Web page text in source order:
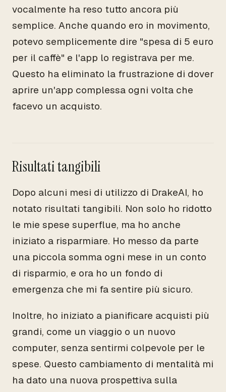
vocalmente ha reso tutto ancora più
semplice. Anche quando ero in movimento,
potevo semplicemente dire "spesa di 5 euro
per il caffè" e l'app lo registrava per me.
Questo ha eliminato la frustrazione di dover
aprire un'app complessa ogni volta che
facevo un acquisto.
Risultati tangibili
Dopo alcuni mesi di utilizzo di DrakeAI, ho
notato risultati tangibili. Non solo ho ridotto
le mie spese superflue, ma ho anche
iniziato a risparmiare. Ho messo da parte
una piccola somma ogni mese in un conto
di risparmio, e ora ho un fondo di
emergenza che mi fa sentire più sicuro.
Inoltre, ho iniziato a pianificare acquisti più
grandi, come un viaggio o un nuovo
computer, senza sentirmi colpevole per le
spese. Questo cambiamento di mentalità mi
ha dato una nuova prospettiva sulla